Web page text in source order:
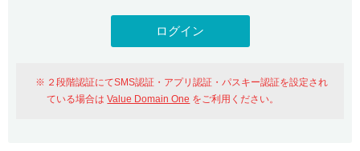
Value Domainにログイン
おすすめ One レンタルサーバーを含む最新の機能を使う方
２段階認証にてSMS認証・アプリ認証・パスキー認証を設定され
ている場合はValue Domain One をご利用ください。